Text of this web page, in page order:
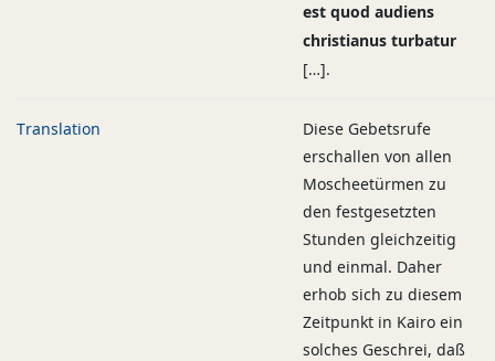
est quod audiens
christianus turbatur
[…].
Translation
Diese Gebetsrufe
erschallen von allen
Moscheetürmen zu
den festgesetzten
Stunden gleichzeitig
und einmal. Daher
erhob sich zu diesem
Zeitpunkt in Kairo ein
solches Geschrei, daß